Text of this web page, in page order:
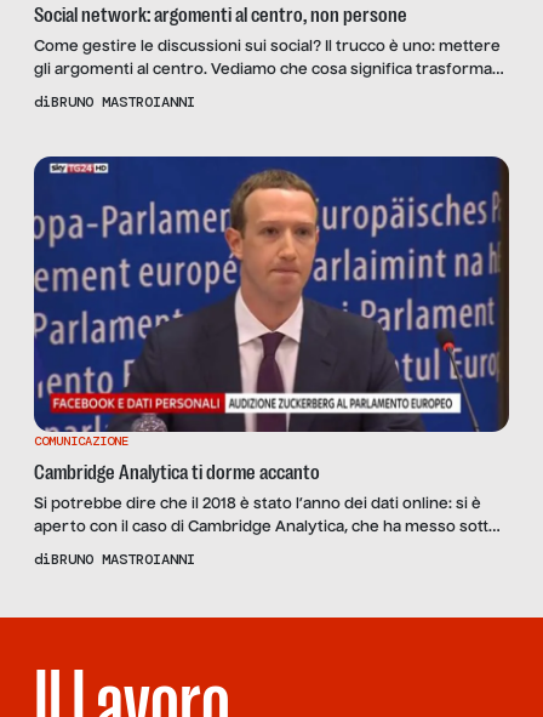
Social network: argomenti al centro, non persone
Come gestire le discussioni sui social? Il trucco è uno: mettere
gli argomenti al centro. Vediamo che cosa significa trasformare
i litigi in dispute felici.
diBRUNO MASTROIANNI
COMUNICAZIONE
Cambridge Analytica ti dorme accanto
Si potrebbe dire che il 2018 è stato l’anno dei dati online: si è
aperto con il caso di Cambridge Analytica, che ha messo sotto
accusa Facebook per la gestione dei dati personali, e si chiude
diBRUNO MASTROIANNI